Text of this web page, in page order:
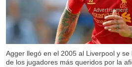
Agger llegó en el 2005 al Liverpool y
de los jugadores más queridos por la